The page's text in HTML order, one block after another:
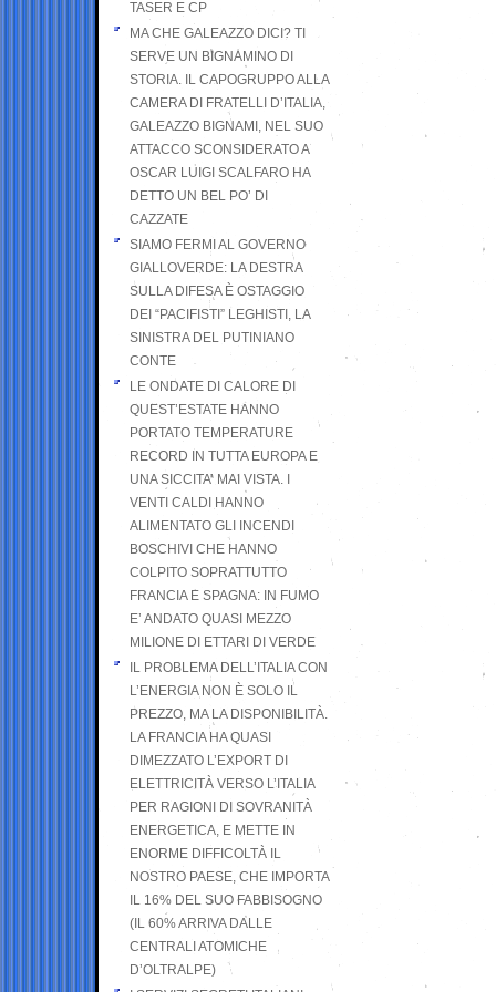
TASER E CP
MA CHE GALEAZZO DICI? TI
SERVE UN BIGNAMINO DI
STORIA. IL CAPOGRUPPO ALLA
CAMERA DI FRATELLI D’ITALIA,
GALEAZZO BIGNAMI, NEL SUO
ATTACCO SCONSIDERATO A
OSCAR LUIGI SCALFARO HA
DETTO UN BEL PO’ DI
CAZZATE
SIAMO FERMI AL GOVERNO
GIALLOVERDE: LA DESTRA
SULLA DIFESA È OSTAGGIO
DEI “PACIFISTI” LEGHISTI, LA
SINISTRA DEL PUTINIANO
CONTE
LE ONDATE DI CALORE DI
QUEST’ESTATE HANNO
PORTATO TEMPERATURE
RECORD IN TUTTA EUROPA E
UNA SICCITA’ MAI VISTA. I
VENTI CALDI HANNO
ALIMENTATO GLI INCENDI
BOSCHIVI CHE HANNO
COLPITO SOPRATTUTTO
FRANCIA E SPAGNA: IN FUMO
E’ ANDATO QUASI MEZZO
MILIONE DI ETTARI DI VERDE
IL PROBLEMA DELL’ITALIA CON
L’ENERGIA NON È SOLO IL
PREZZO, MA LA DISPONIBILITÀ.
LA FRANCIA HA QUASI
DIMEZZATO L’EXPORT DI
ELETTRICITÀ VERSO L’ITALIA
PER RAGIONI DI SOVRANITÀ
ENERGETICA, E METTE IN
ENORME DIFFICOLTÀ IL
NOSTRO PAESE, CHE IMPORTA
IL 16% DEL SUO FABBISOGNO
(IL 60% ARRIVA DALLE
CENTRALI ATOMICHE
D’OLTRALPE)